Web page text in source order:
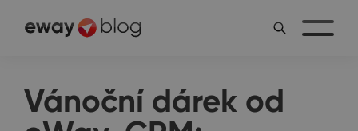
Vánoční dárek od